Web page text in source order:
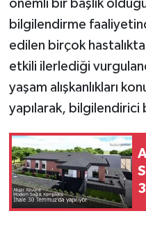
önemli bir başlık
bilgilendirme
edilen birçok
etkili ilerlediği
yaşam alışkanlıkları
yapılarak, bilgilendirici